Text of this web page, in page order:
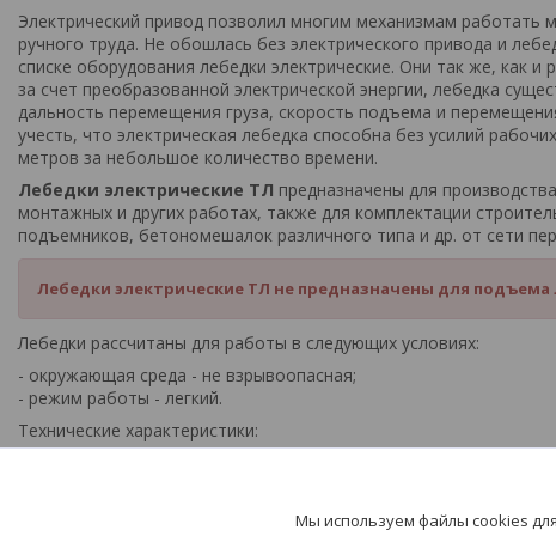
Электрический привод позволил многим механизмам
ручного труда. Не обошлась без электрического привода и
списке оборудования лебедки электрические. Они так же, как
за счет преобразованной электрической энергии, лебедка
дальность перемещения груза, скорость подъема и
учесть, что электрическая лебедка способна без усилий
метров за небольшое количество времени.
Лебедки электрические ТЛ предназначены для
монтажных и других работах, также для комплектации
подъемников, бетономешалок различного типа и др. от сети
Лебедки электрические ТЛ не предназначены для
Лебедки рассчитаны для работы в следующих условиях:
- окружающая среда - не взрывоопасная;
- режим работы - легкий.
Технические характеристики:
Мы используем файлы cookies